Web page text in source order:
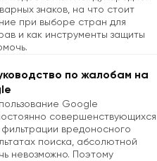
знаков, на что стоит
при выборе стран для
и как инструменты защиты
по жалобам на
Google
совершенствующихся
вредоносного
поиска, абсолютной
невозможно. Поэтому